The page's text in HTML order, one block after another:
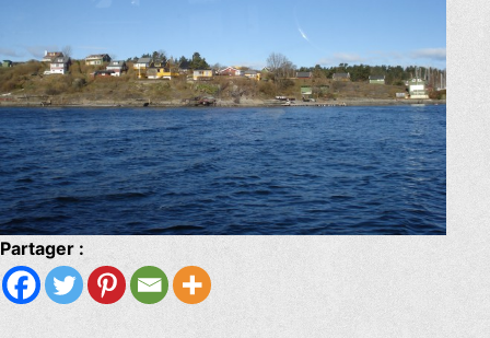
Partager :